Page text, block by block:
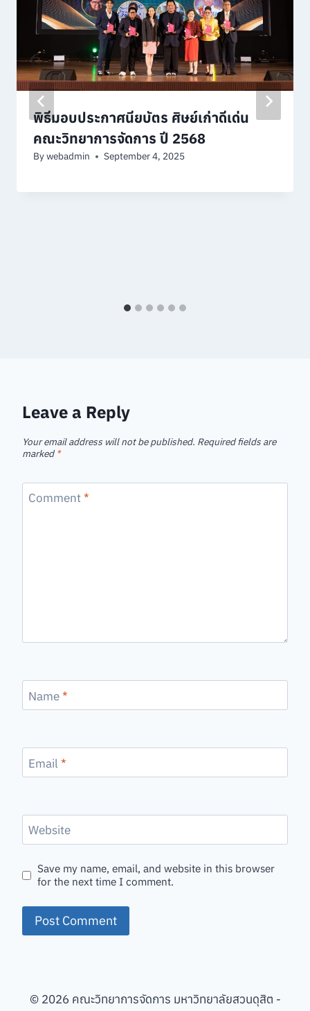
พิธีมอบประกาศนียบัตร ศิษย์เก่าดีเด่น
คณะวิทยาการจัดการ ปี 2568
Bywebadmin September 4, 2025
Leave a Reply
Your email address will not be published. Required fields are
marked *
Comment*
Name*
Email *
Website
Save my name, email, and website in this browser
for the next time I comment.
© 2026 คณะวิทยาการจัดการ มหาวิทยาลัยสวนดุสิต -